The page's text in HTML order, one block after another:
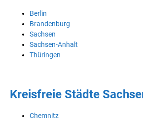
Berlin
Brandenburg
Sachsen
Sachsen-Anhalt
Thüringen
Kreisfreie Städte
Chemnitz